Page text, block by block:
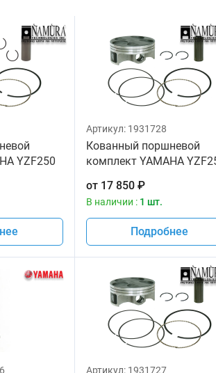
YZF250
5NL-
00-
00
Артикул: 1931728
Кованный поршневой
комплект YAMAHA
76.96mm NAMURA 5NL-
11633-00-00 5NL-11603-
00 5XC-11631-00-00
от 17 850₽
В наличии : 1 шт.
Подробнее
Артикул: 1931727